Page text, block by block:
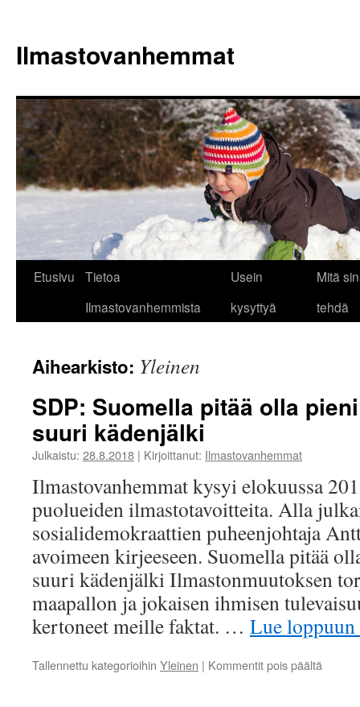
Ilmastovanhemmat
Etusivu
Tietoa
Ilmastovanhemmista
Usein
kysyttyä
Mitä
tehdä
Aihearkisto: Yleinen
SDP: Suomella pitää olla
suuri kädenjälki
Julkaistu: 28.8.2018 | Kirjoittanut: Ilmastovanhemmat
Ilmastovanhemmat kysyi elokuussa
puolueiden ilmastotavoitteita. Alla
sosialidemokraattien puheenjohtaja
avoimeen kirjeeseen. Suomella pitää
suuri kädenjälki Ilmastonmuutoksen
maapallon ja jokaisen ihmisen
kertoneet meille faktat. … Lue loppuun
Tallennettu kategorioihin Yleinen | Kommentit pois päältä